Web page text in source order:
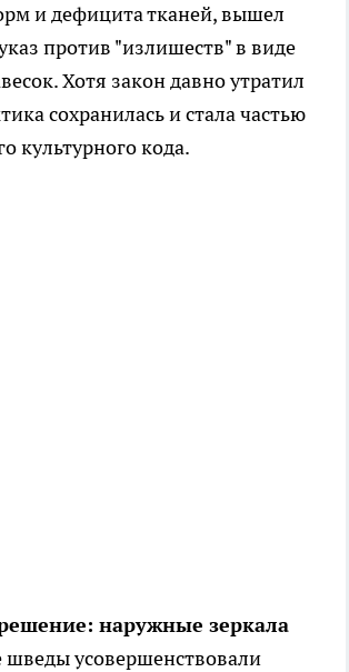
и дефицита тканей, вышел
против "излишеств" в виде
Хотя закон давно утратил
сохранилась и стала частью
культурного кода.
наружные зеркала
усовершенствовали